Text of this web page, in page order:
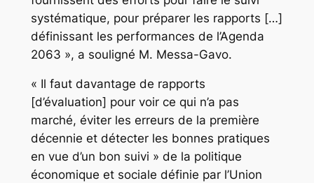
systématique, pour préparer les rapports […]
définissant les performances de l’Agenda
2063 », a souligné M. Messa-Gavo.
« Il faut davantage de rapports
[d’évaluation] pour voir ce qui n’a pas
marché, éviter les erreurs de la première
décennie et détecter les bonnes pratiques
en vue d’un bon suivi » de la politique
économique et sociale définie par l’Union